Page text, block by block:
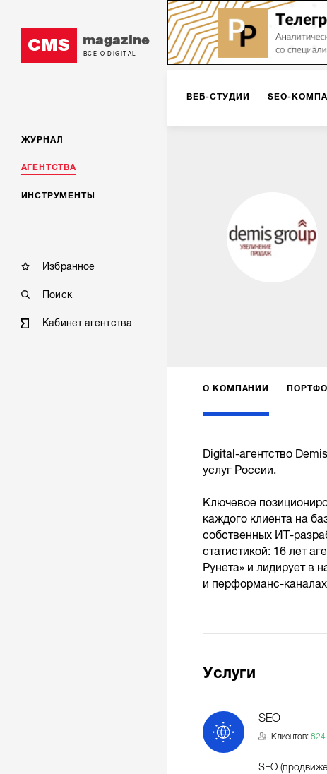
CMS magazine
ВСЕ О DIGITAL
ЖУРНАЛ
АГЕНТСТВА
ИНСТРУМЕНТЫ
Избранное
Поиск
Кабинет агентства
ВЕБ-СТУДИИ SEO-
РЕКЛАМА НА ИНТЕРНЕТ-
О КОМПАНИИ
Digital-агентство
услуг России.
Ключевое
каждого клиента на
собственных ИТ-
статистикой: 16 лет
Рунета» и лидирует в
и перформанс-
Услуги
SEO
Клиентов:824
SEO